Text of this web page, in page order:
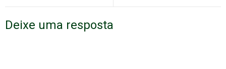
Deixe uma resposta